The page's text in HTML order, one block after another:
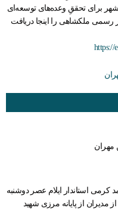
برای تحققِ وعده‌های توسعه‌ای
رسمی ملکشاهی را اینجا دریافت
https://
مهران
کرمی استاندار ایلام عصر دوشنبه
مدیران از پایانه مرزی شهید